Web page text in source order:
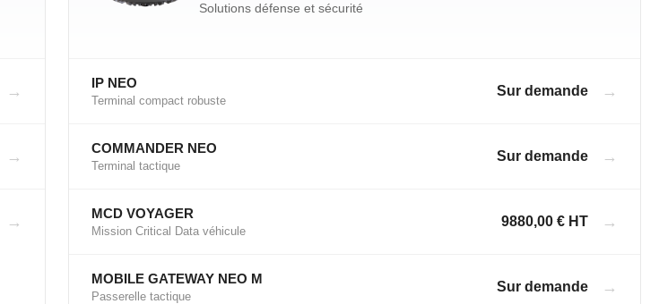
→
→
→
Solutions défense et sécurité
IP NEO
Terminal compact robuste
Sur demande →
COMMANDER NEO
Terminal tactique
Sur demande →
MCD VOYAGER
Mission Critical Data véhicule
9880,00 € HT →
MOBILE GATEWAY NEO M
Passerelle tactique
Sur demande →